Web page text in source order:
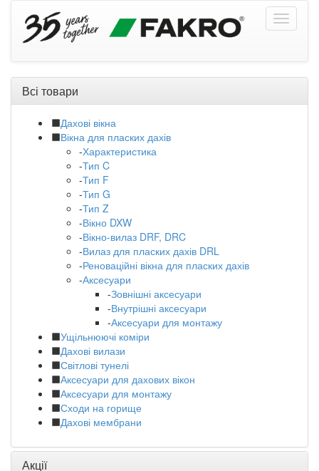
Всі товари
Дахові вікна
Вікна для пласких дахів
-Характеристика
-Тип C
-Тип F
-Тип G
-Тип Z
-Вікно DXW
-Вікно-вилаз DRF, DRC
-Вилаз для пласких дахів DRL
-Реноваційні вікна для пласких дахів
-Аксесуари
-Зовнішні аксесуари
-Внутрішні аксесуари
-Аксесуари для монтажу
Ущільнюючі коміри
Дахові вилази
Світлові тунелі
Аксесуари для дахових вікон
Аксесуари для монтажу
Сходи на горище
Дахові мембрани
Акції